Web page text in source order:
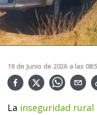
19 de Junio de 2026 a las
La inseguridad rural